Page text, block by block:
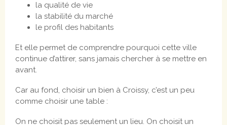
la qualité de vie
la stabilité du marché
le profil des habitants
Et elle permet de comprendre pourquoi cette ville
continue d’attirer, sans jamais chercher à se mettre en
avant.
Car au fond, choisir un bien à Croissy, c’est un peu
comme choisir une table :
On ne choisit pas seulement un lieu. On choisit un